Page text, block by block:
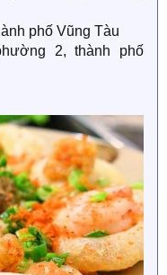
phố Vũng Tàu
2, thành phố